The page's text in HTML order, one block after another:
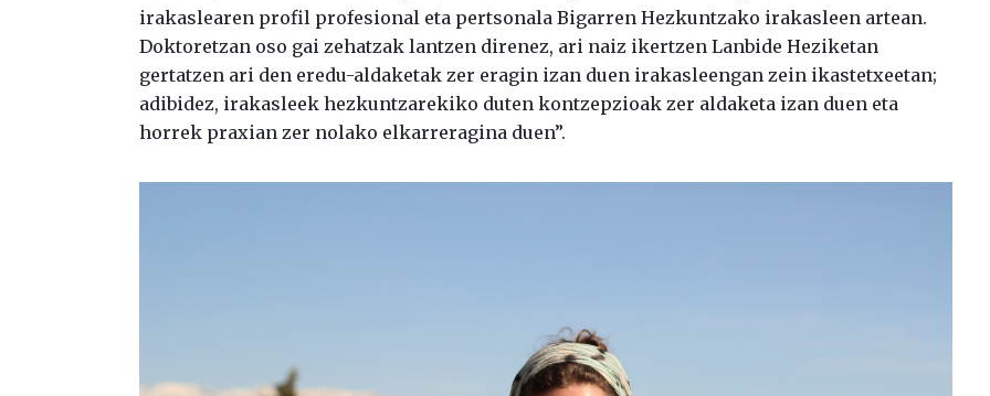
irakaslearen profil profesional eta pertsonala Bigarren Hezkuntzako irakasleen artean.
Doktoretzan oso gai zehatzak lantzen direnez, ari naiz ikertzen Lanbide Heziketan
gertatzen ari den eredu-aldaketak zer eragin izan duen irakasleengan zein ikastetxeetan;
adibidez, irakasleek hezkuntzarekiko duten kontzepzioak zer aldaketa izan duen eta
horrek praxian zer nolako elkarreragina duen”.